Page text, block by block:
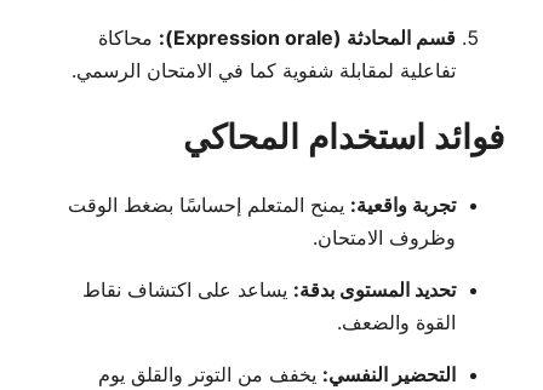
قسم المحادثة (Expression orale):
محاكاة
تفاعلية لمقابلة شفوية كما في الامتحان الرسمي.
فوائد استخدام المحاكي
تجربة واقعية: يمنح المتعلم إحساسًا بضغط الوقت
وظروف الامتحان.
تحديد المستوى بدقة: يساعد على اكتشاف نقاط
القوة والضعف.
التحضير النفسي: يخفف من التوتر والقلق يوم